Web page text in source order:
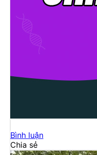
Bình luận
Chia sẻ